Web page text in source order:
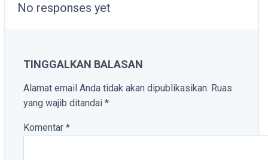
No responses yet
TINGGALKAN BALASAN
Alamat email Anda tidak akan dipublikasikan. Ruas
yang wajib ditandai *
Komentar *